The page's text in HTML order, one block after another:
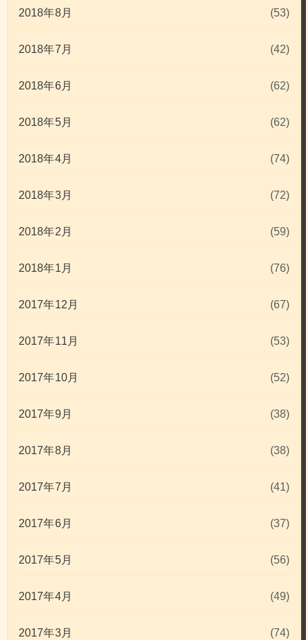
2018年8月 (53)
2018年7月 (42)
2018年6月 (62)
2018年5月 (62)
2018年4月 (74)
2018年3月 (72)
2018年2月 (59)
2018年1月 (76)
2017年12月 (67)
2017年11月 (53)
2017年10月 (52)
2017年9月 (38)
2017年8月 (38)
2017年7月 (41)
2017年6月 (37)
2017年5月 (56)
2017年4月 (49)
2017年3月 (74)